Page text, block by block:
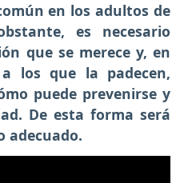
en los adultos de
es necesario
que se merece y, en
los que la padecen,
puede prevenirse y
De esta forma será
adecuado.